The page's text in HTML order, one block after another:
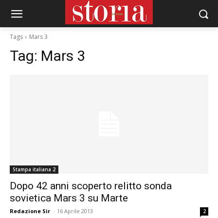
Tags Mars 3
Tag: Mars 3
Stampa italiana 2
Dopo 42 anni scoperto relitto sonda
sovietica Mars 3 su Marte
Redazione Sir - 16 Aprile 2013 2